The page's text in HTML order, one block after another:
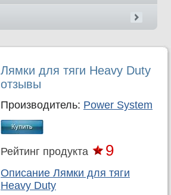
Лямки для тяги Heavy Duty
отзывы
Производитель: Power System
Рейтинг продукта 9
Описание Лямки для тяги
Heavy Duty